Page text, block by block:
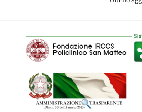
oltre 2.500 strutture in oltre 30 Paesi
migliori sulla base di criteri oggettivi
indicatori di qualità e sicurezza
parametri clinici e organizzativi;
raccomandazioni di professionisti